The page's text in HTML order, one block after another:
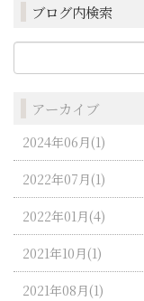
ブログ内検索
アーカイブ
2024年06月(1)
2022年07月(1)
2022年01月(4)
2021年10月(1)
2021年08月(1)